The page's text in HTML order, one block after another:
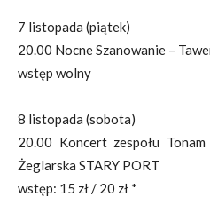
7 listopada (piątek)
20.00 Nocne Szanowanie –
wstęp wolny
8 listopada (sobota)
20.00 Koncert zespołu
Żeglarska STARY PORT
wstęp: 15 zł / 20 zł *